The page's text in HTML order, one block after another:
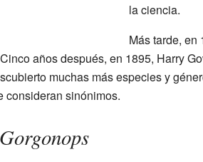
la ciencia.
Más tarde, en
años después, en 1895, Harry
muchas más especies y
consideran sinónimos.
Gorgonops